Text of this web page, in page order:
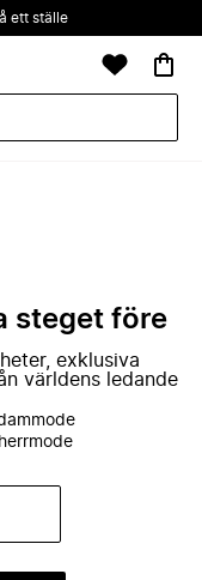
ett ställe
steget före
exklusiva
världens ledande